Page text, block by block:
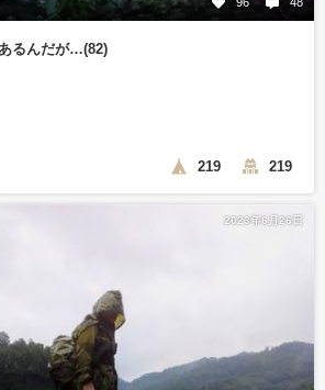
96 48
るんだが…(82)
219 219
2023年6月26日